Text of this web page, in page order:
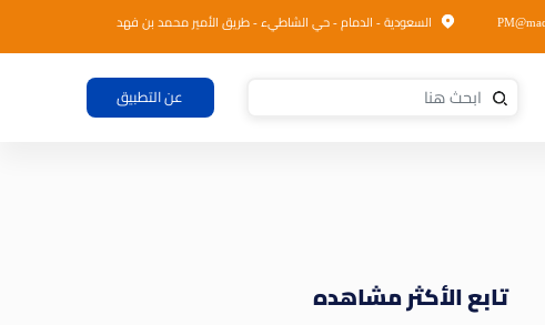
السعودية - الدمام - حي الشاطيء - طريق الأمير محمد بن فهد
عن التطبيق
تابع الأكثر مشاهده